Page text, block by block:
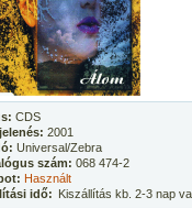
CDS
2001
Universal/Zebra
szám: 068 474-2
Használt
idő: Kiszállítás kb. 2-3 nap